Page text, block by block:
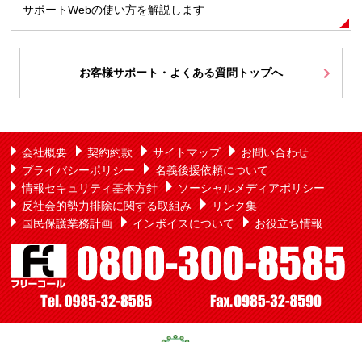
サポートWebの使い方を解説します
お客様サポート・よくある質問トップへ
会社概要 契約約款 サイトマップ
お問い合わせ
プライバシーポリシー
名義後援依頼について
情報セキュリティ基本方針
ソーシャルメディアポリシー
反社会的勢力排除に関する取組み
リンク集
国民保護業務計画
インボイスについて お役立ち情報